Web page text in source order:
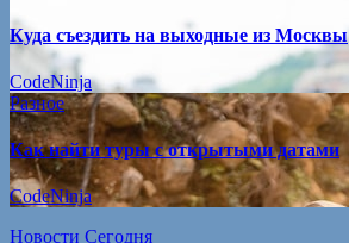
Куда съездить на выходные из Москвы
CodeNinja
Разное
Как найти туры с открытыми датами
CodeNinja
Новости Сегодня